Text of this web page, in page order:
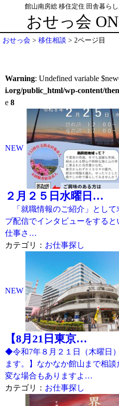
館山南房総 移住定住 田舎暮ら
おせっ会
おせっ会 > 移住相談 > 2ページ目
Warning: Undefined variable
i.org/public_html/wp-content/
e 8
NEW
２月２５日水曜日…
「就職情報のご紹介」として
ブ配信でインタビューをする
仕事さ…
カテゴリ： お仕事探し
NEW
【8月21日東京…
◆令和7年８月２１日（木曜日
ます。】なかなか館山まで相
変な場合もありますよ…
カテゴリ： お仕事探し